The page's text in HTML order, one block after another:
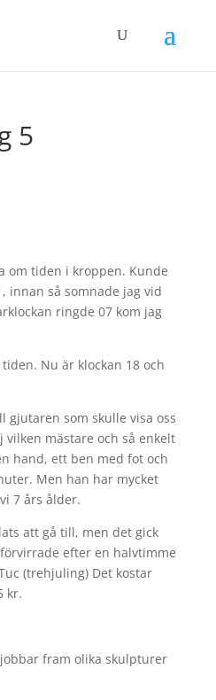
5
om tiden i kroppen. Kunde
innan så somnade jag vid
ringde 07 kom jag
Nu är klockan 18 och
gjutaren som skulle visa oss
mästare och så enkelt
hand, ett ben med fot och
Men han har mycket
7 års ålder.
att gå till, men det gick
efter en halvtimme
(trehjuling) Det kostar
kr.
fram olika skulpturer